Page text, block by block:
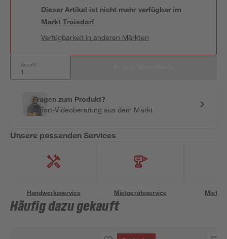
Dieser Artikel ist nicht mehr verfügbar im
MarktTroisdorf
Verfügbarkeit in anderen Märkten
Anzahl:
Fragen zum Produkt?
Sofort-Videoberatung aus dem Markt
Unsere passenden Services
Handwerksservice Mietgeräteservice
Häufig dazu gekauft